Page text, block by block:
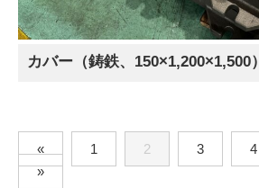
カバー（鋳鉄、150×1,200×1,500）
« 1 2 3 4
»